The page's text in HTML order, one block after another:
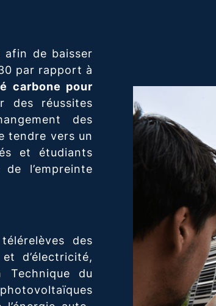
afin de baisser
par rapport à
carbone pour
des réussites
des
tendre vers un
et étudiants
l’empreinte
des
d’électricité,
Technique du